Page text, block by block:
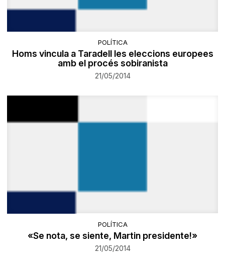
POLÍTICA
Homs vincula a Taradell les eleccions europees
amb el procés sobiranista
21/05/2014
POLÍTICA
«Se nota, se siente, Martin presidente!»
21/05/2014